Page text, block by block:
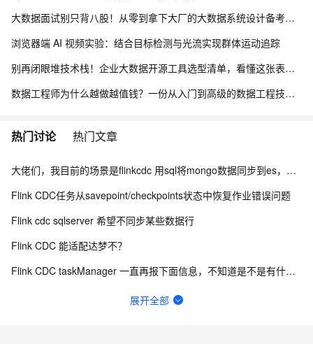
大数据面试别只背八股！从零到拿下大厂的大数据系统设计备考路线
浏览器端 AI 视频实验：结合目标检测与光流实现群体运动追踪
别再闭眼堆技术栈！企业大数据开源工具选型清单，看懂这张表少走3年弯路
数据工程师为什么越做越值钱？一份从入门到高级的数据工程技能树、项目实战与简历升级指南
热门讨论 热门文章
大佬们，我目前的场景是flinkcdc 用sql将mongo数据同步到es，有人做过这样的场景吗？
Flink CDC任务从savepoint/checkpoints状态中恢复作业错误问题
Flink cdc sqlserver 希望不同步某些数据行
Flink CDC 能适配达梦不？
Flink CDC taskManager 一直再报下面信息，不知道是不是有什么问题？
有用flink cdc同步mysql到hive这样搞过的源码吗?
展开全部